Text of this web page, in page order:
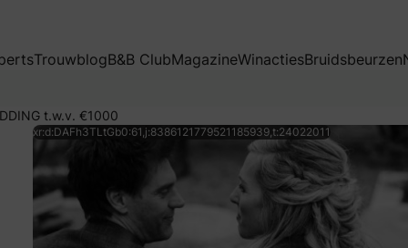
€1000
TrouwblogB&B ClubMagazineWinactiesBruidsbeurzen
t.w.v. €1000
xr:d:DAFh3TLtGb0:61,j:8386121779521185939,t:24022011